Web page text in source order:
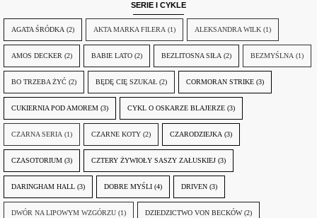
SERIE I CYKLE
AGATA ŚRÓDKA (2) AKTA MARKA FILERA (1) ALEKSANDRA WILK (1)
AMOS DECKER (2) BABIE LATO (2) BEZLITOSNA SIŁA (2) BEZMYŚLNA (1)
BO TRZEBA ŻYĆ (2) BĘDĘ CIĘ SZUKAŁ (2) CORMORAN STRIKE (3)
CUKIERNIA POD AMOREM (3) CYKL O OSKARZE BLAJERZE (3)
CZARNA SERIA (1) CZARNE KOTY (2) CZARODZIEJKA (3)
CZASOTORIUM (3) CZTERY ŻYWIOŁY SASZY ZAŁUSKIEJ (3)
DARINGHAM HALL (3) DOBRE MYŚLI (4) DRIVEN (3)
DWÓR NA LIPOWYM WZGÓRZU (1) DZIEDZICTWO VON BECKÓW (2)